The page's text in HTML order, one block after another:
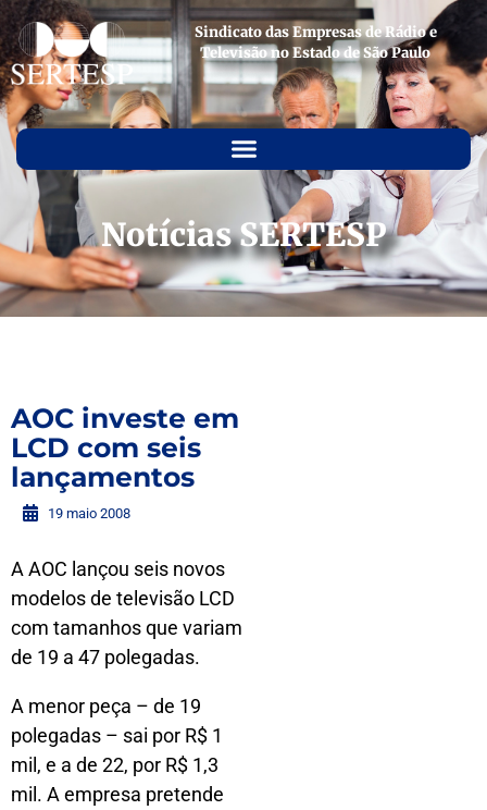
Sindicato das Empresas de Rádio e
Televisão no Estado de São Paulo
Notícias SERTESP
AOC investe em
LCD com seis
lançamentos
19 maio 2008
A AOC lançou seis novos
modelos de televisão LCD
com tamanhos que variam
de 19 a 47 polegadas.
A menor peça – de 19
polegadas – sai por R$ 1
mil, e a de 22, por R$ 1,3
mil. A empresa pretende